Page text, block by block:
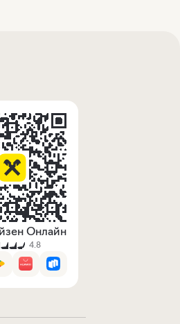
Онлайн
4.8